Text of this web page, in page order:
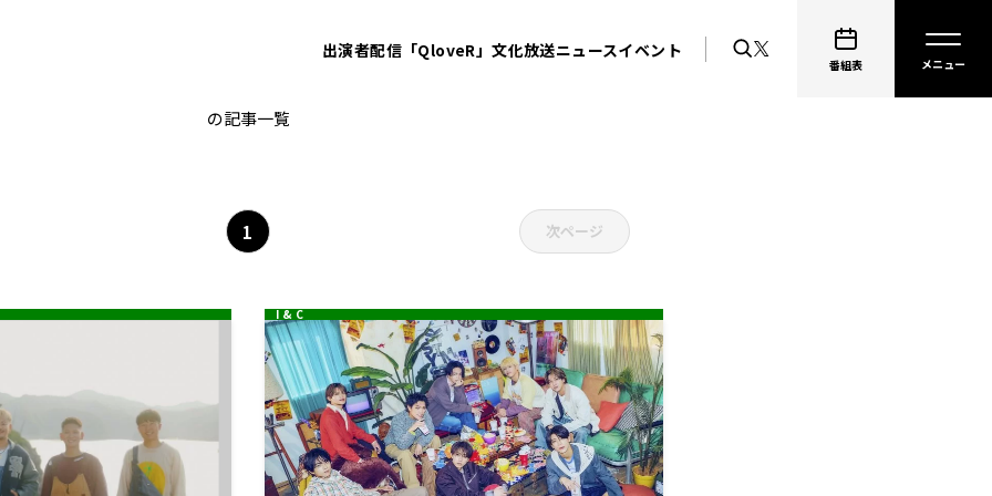
出演者配信「QloveR」文化放送ニュースイベント
番組表
駒木根葵汰
の記事一覧
1 次ページ